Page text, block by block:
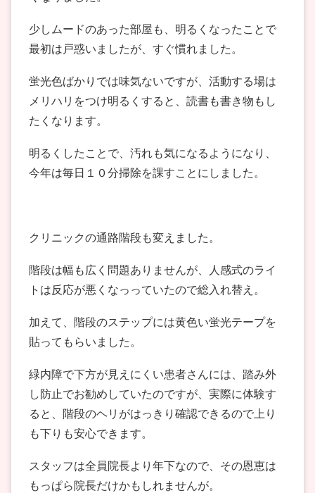
少しムードのあった部屋も、明るくなったことで
最初は戸惑いましたが、すぐ慣れました。
蛍光色ばかりでは味気ないですが、活動する場は
メリハリをつけ明るくすると、読書も書き物もし
たくなります。
明るくしたことで、汚れも気になるようになり、
今年は毎日１０分掃除を課すことにしました。
クリニックの通路階段も変えました。
階段は幅も広く問題ありませんが、人感式のライ
トは反応が悪くなっっていたので総入れ替え。
加えて、階段のステップには黄色い蛍光テープを
貼ってもらいました。
緑内障で下方が見えにくい患者さんには、踏み外
し防止でお勧めしていたのですが、実際に体験す
ると、階段のヘリがはっきり確認できるので上り
も下りも安心できます。
スタッフは全員院長より年下なので、その恩恵は
もっぱら院長だけかもしれませんが。